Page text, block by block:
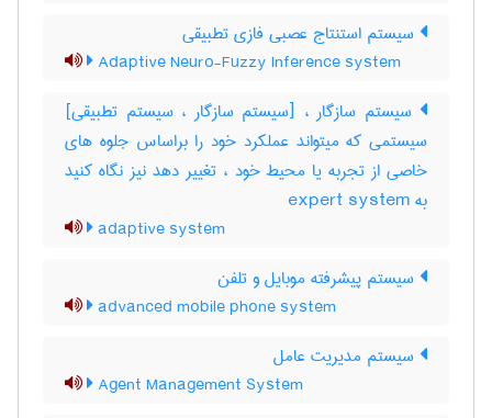
سیستم استنتاج عصبی فازی تطبیقی
Adaptive Neuro-Fuzzy Inference system
سیستم سازگار ، [سیستم سازگار ، سیستم تطبیقی]
سیستمی که میتواند عملکرد خود را براساس جلوه های
خاصی از تجربه یا محیط خود ، تغییر دهد نیز نگاه کنید
به ‎ expert system
adaptive system
سیستم پیشرفته موبایل و تلفن
advanced mobile phone system
سیستم مدیریت عامل
Agent Management System